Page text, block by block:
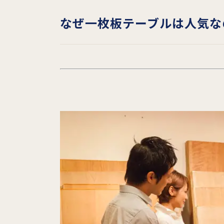
なぜ一枚板テーブルは人気